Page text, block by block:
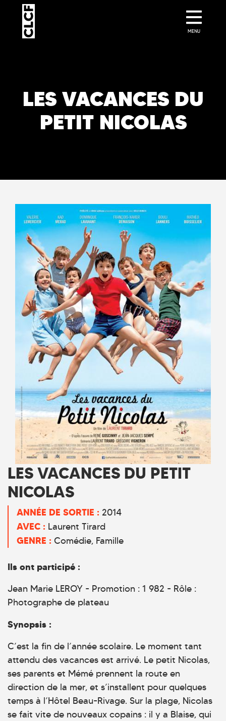
LES VACANCES DU
PETIT NICOLAS
LES VACANCES DU PETIT
NICOLAS
ANNÉE DE SORTIE : 2014
AVEC : Laurent Tirard
GENRE : Comédie Famille
Ils ont participé :
Jean Marie LEROY - Promotion : 1 982 - Rôle :
Photographe de plateau
Synopsis :
C’est la fin de l’année scolaire. Le moment tant
attendu des vacances est arrivé. Le petit Nicolas,
ses parents et Mémé prennent la route en
direction de la mer, et s’installent pour quelques
temps à l’Hôtel Beau-Rivage. Sur la plage, Nicolas
se fait vite de nouveaux copains : il y a Blaise, qui
MENU